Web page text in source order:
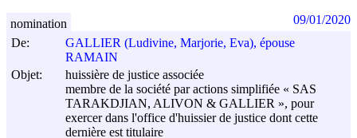
De:
GALLIER (Ludivine, Marjorie, Eva), épouse
RAMAIN
Objet:
huissière de justice associée
membre de la société par actions simplifiée « SAS
TARAKDJIAN, ALIVON & GALLIER », pour
exercer dans l'office d'huissier de justice dont cette
dernière est titulaire
nomination 09/01/2020